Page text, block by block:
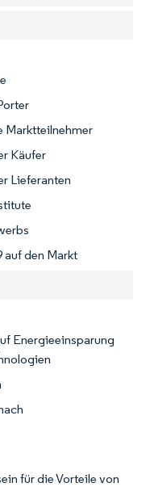
Marktteilnehmer
Käufer
Lieferanten
auf den Markt
Energieeinsparung
für die Vorteile von